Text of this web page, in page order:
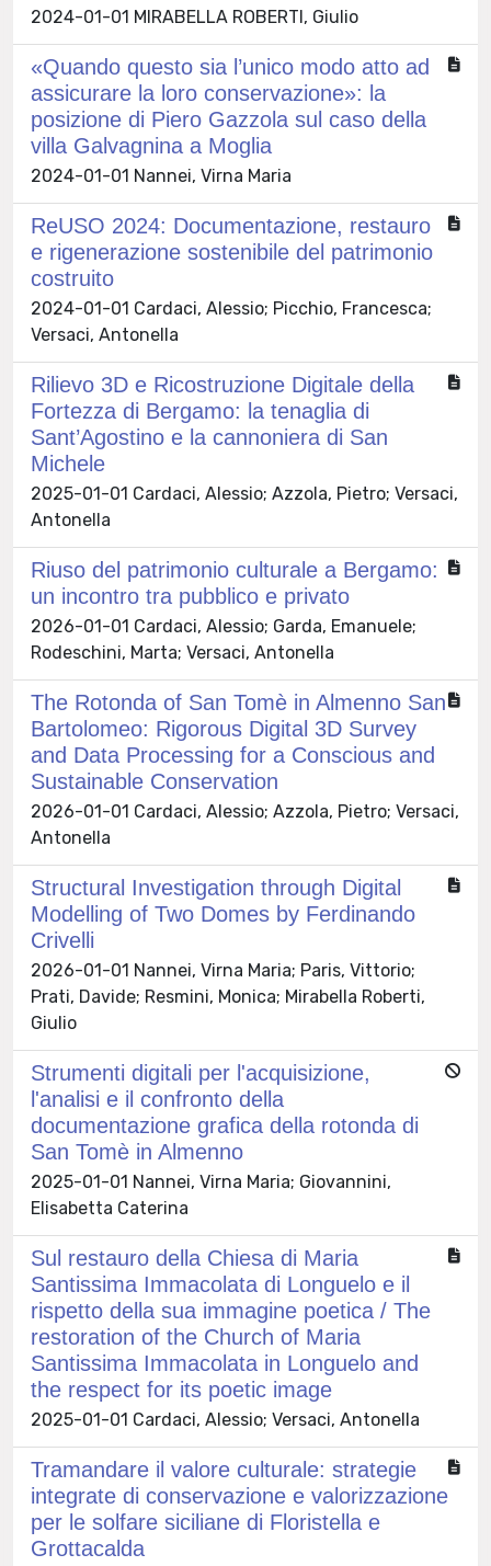
2024-01-01 MIRABELLA ROBERTI, Giulio
«Quando questo sia l’unico modo atto ad
assicurare la loro conservazione»: la
posizione di Piero Gazzola sul caso della
villa Galvagnina a Moglia
2024-01-01 Nannei, Virna Maria
ReUSO 2024: Documentazione, restauro
e rigenerazione sostenibile del patrimonio
costruito
2024-01-01 Cardaci, Alessio; Picchio, Francesca;
Versaci, Antonella
Rilievo 3D e Ricostruzione Digitale della
Fortezza di Bergamo: la tenaglia di
Sant’Agostino e la cannoniera di San
Michele
2025-01-01 Cardaci, Alessio; Azzola, Pietro; Versaci,
Antonella
Riuso del patrimonio culturale a Bergamo:
un incontro tra pubblico e privato
2026-01-01 Cardaci, Alessio; Garda, Emanuele;
Rodeschini, Marta; Versaci, Antonella
The Rotonda of San Tomè in Almenno San
Bartolomeo: Rigorous Digital 3D Survey
and Data Processing for a Conscious and
Sustainable Conservation
2026-01-01 Cardaci, Alessio; Azzola, Pietro; Versaci,
Antonella
Structural Investigation through Digital
Modelling of Two Domes by Ferdinando
Crivelli
2026-01-01 Nannei, Virna Maria; Paris, Vittorio;
Prati, Davide; Resmini, Monica; Mirabella Roberti,
Giulio
Strumenti digitali per l'acquisizione,
l'analisi e il confronto della
documentazione grafica della rotonda di
San Tomè in Almenno
2025-01-01 Nannei, Virna Maria; Giovannini,
Elisabetta Caterina
Sul restauro della Chiesa di Maria
Santissima Immacolata di Longuelo e il
rispetto della sua immagine poetica / The
restoration of the Church of Maria
Santissima Immacolata in Longuelo and
the respect for its poetic image
2025-01-01 Cardaci, Alessio; Versaci, Antonella
Tramandare il valore culturale: strategie
integrate di conservazione e valorizzazione
per le solfare siciliane di Floristella e
Grottacalda